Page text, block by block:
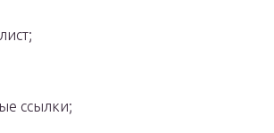
ссылки;